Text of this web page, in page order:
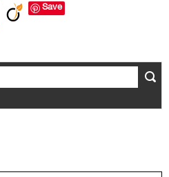
Save